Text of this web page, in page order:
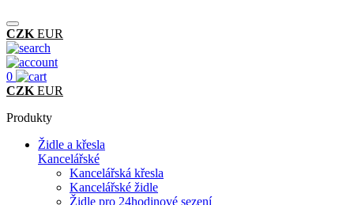
CZK EUR
0
CZK EUR
Produkty
Židle a křesla
Kancelářské
Kancelářská křesla
Kancelářské židle
Židle pro 24hodinové sezení